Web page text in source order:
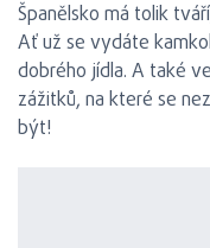
Španělsko má tolik
Ať už se vydáte
dobrého jídla. A také
zážitků, na které se
být!